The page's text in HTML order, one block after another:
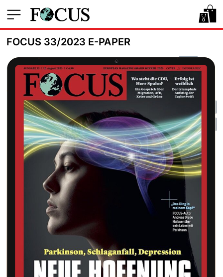
0
FOCUS 33/2023 E-PAPER